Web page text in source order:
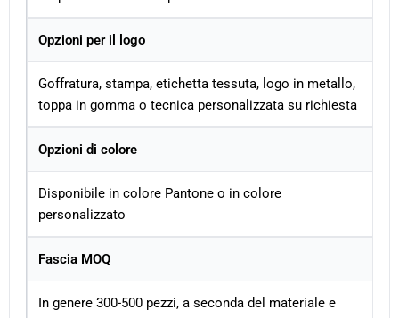
Opzioni per il logo
Goffratura, stampa, etichetta tessuta, logo in metallo,
toppa in gomma o tecnica personalizzata su richiesta
Opzioni di colore
Disponibile in colore Pantone o in colore
personalizzato
Fascia MOQ
In genere 300-500 pezzi, a seconda del materiale e